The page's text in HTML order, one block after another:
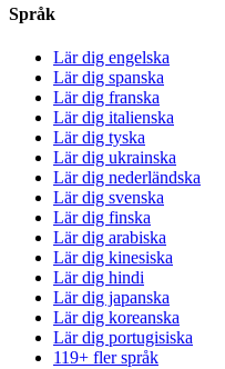
Språk
Lär dig engelska
Lär dig spanska
Lär dig franska
Lär dig italienska
Lär dig tyska
Lär dig ukrainska
Lär dig nederländska
Lär dig svenska
Lär dig finska
Lär dig arabiska
Lär dig kinesiska
Lär dig hindi
Lär dig japanska
Lär dig koreanska
Lär dig portugisiska
119+ fler språk